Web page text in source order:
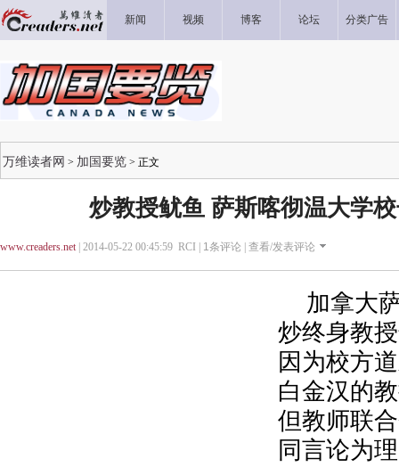
新闻 视频 博客 论坛 分类广告
万维读者网 > 加国要览 > 正文
炒教授鱿鱼 萨斯喀彻温大学
www.creaders.net| 2014-05-22 00:45:59 RCI | 1条评论 | 查看/发表评论
加拿大
炒终身教
因为校方
白金汉的
但教师联
同言论为